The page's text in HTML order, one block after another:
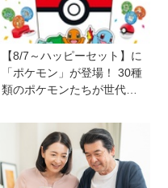
【8/7～ハッピーセット】に
「ポケモン」が登場！ 30種
類のポケモンたちが世代を